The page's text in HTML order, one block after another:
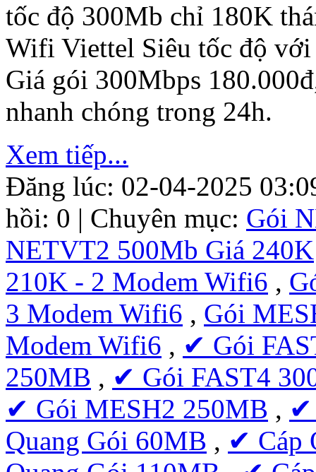
tốc độ 300Mb chỉ 180K
Wifi Viettel Siêu tốc độ
Giá gói 300Mbps
nhanh chóng trong 24h.
Xem tiếp...
Đăng lúc: 02-04-2025
hồi: 0 | Chuyên mục: Gói
NETVT2 500Mb Giá 240K
210K - 2 Modem Wifi6 ,
3 Modem Wifi6 , Gói
Modem Wifi6 , ✔ Gói
250MB , ✔ Gói FAST4
✔ Gói MESH2 250MB , ✔
Quang Gói 60MB , ✔ Cáp